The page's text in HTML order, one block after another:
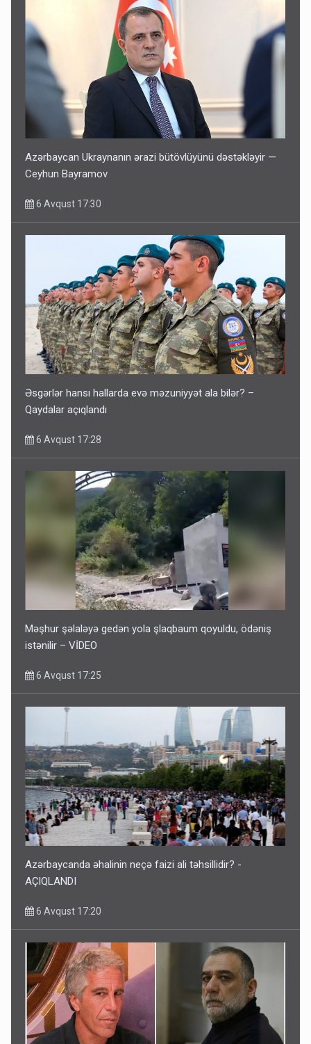
Azərbaycan Ukraynanın ərazi bütövlüyünü dəstəkləyir —
Ceyhun Bayramov
6 Avqust 17:30
Əsgərlər hansı hallarda evə məzuniyyət ala bilər? –
Qaydalar açıqlandı
6 Avqust 17:28
Məşhur şəlaləyə gedən yola şlaqbaum qoyuldu, ödəniş
istənilir – VİDEO
6 Avqust 17:25
Azərbaycanda əhalinin neçə faizi ali təhsillidir? -
AÇIQLANDI
6 Avqust 17:20